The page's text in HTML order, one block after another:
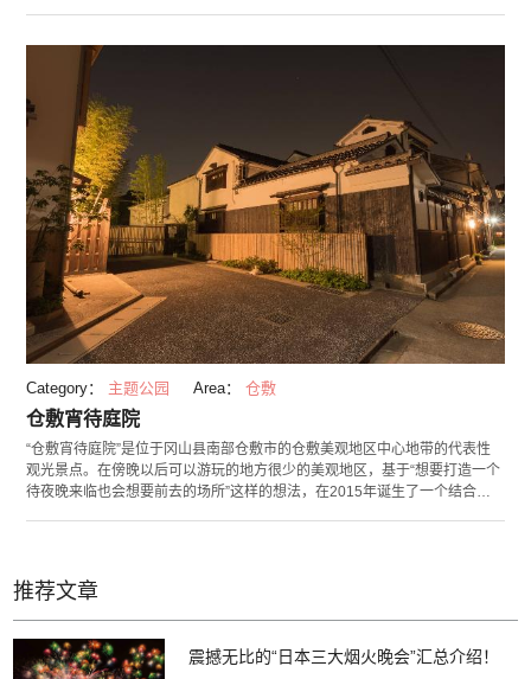
国产牛仔裤相关的贵重史料的“牛仔裤博物馆”与“牛仔裤制作体验工厂”，从新
产品并列的展示空间到过季品的批发零售，是可以享受眼看、手做、购买等
的牛仔裤工厂而闻名。 设施范围内还设有狗狗运动场的绿色庭院，推荐大家
在购物的休息时间可以在自然环境中稍作歇息。一如其名，整个区域像小小
的村庄一样小巧可爱的景观也是其魅力。各位不妨在各栋建筑前好好享受拍
照的乐趣吧！
Category： 主题公园 Area： 仓敷
仓敷宵待庭院
“仓敷宵待庭院”是位于冈山县南部仓敷市的仓敷美观地区中心地带的代表性
观光景点。在傍晚以后可以游玩的地方很少的美观地区，基于“想要打造一个
待夜晚来临也会想要前去的场所”这样的想法，在2015年诞生了一个结合美
术家作品，专门贩卖冈山县生产的水果的“para果物小町”，可以享用以当地
食材料理的“意大利餐厅 星光”等等，是一个可以尽情享受仓敷的地方。
推荐文章
震撼无比的“日本三大烟火晚会”汇总介绍！